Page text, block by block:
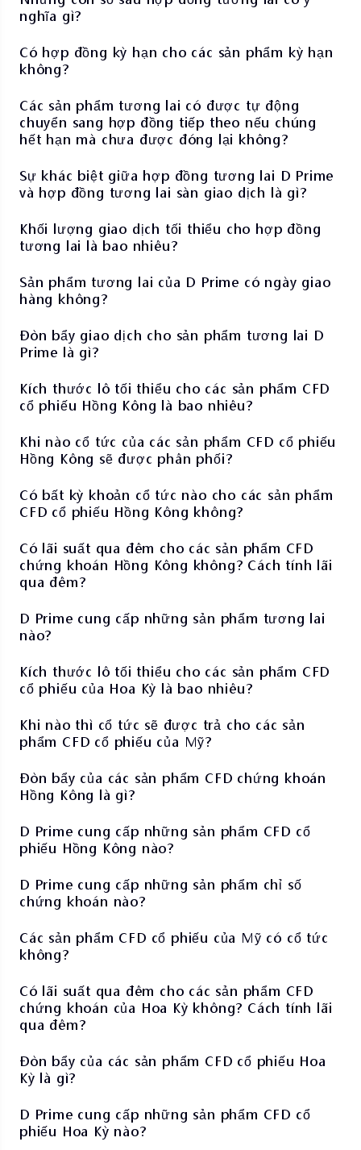
nghĩa gì?
Có hợp đồng kỳ hạn cho các sản phẩm kỳ hạn
không?
Các sản phẩm tương lai có được tự động
chuyển sang hợp đồng tiếp theo nếu chúng
hết hạn mà chưa được đóng lại không?
Sự khác biệt giữa hợp đồng tương lai D Prime
và hợp đồng tương lai sàn giao dịch là gì?
Khối lượng giao dịch tối thiểu cho hợp đồng
tương lai là bao nhiêu?
Sản phẩm tương lai của D Prime có ngày giao
hàng không?
Đòn bẩy giao dịch cho sản phẩm tương lai D
Prime là gì?
Kích thước lô tối thiểu cho các sản phẩm CFD
cổ phiếu Hồng Kông là bao nhiêu?
Khi nào cổ tức của các sản phẩm CFD cổ phiếu
Hồng Kông sẽ được phân phối?
Có bất kỳ khoản cổ tức nào cho các sản phẩm
CFD cổ phiếu Hồng Kông không?
Có lãi suất qua đêm cho các sản phẩm CFD
chứng khoán Hồng Kông không? Cách tính lãi
qua đêm?
D Prime cung cấp những sản phẩm tương lai
nào?
Kích thước lô tối thiểu cho các sản phẩm CFD
cổ phiếu của Hoa Kỳ là bao nhiêu?
Khi nào thì cổ tức sẽ được trả cho các sản
phẩm CFD cổ phiếu của Mỹ?
Đòn bẩy của các sản phẩm CFD chứng khoán
Hồng Kông là gì?
D Prime cung cấp những sản phẩm CFD cổ
phiếu Hồng Kông nào?
D Prime cung cấp những sản phẩm chỉ số
chứng khoán nào?
Các sản phẩm CFD cổ phiếu của Mỹ có cổ tức
không?
Có lãi suất qua đêm cho các sản phẩm CFD
chứng khoán của Hoa Kỳ không? Cách tính lãi
qua đêm?
Đòn bẩy của các sản phẩm CFD cổ phiếu Hoa
Kỳ là gì?
D Prime cung cấp những sản phẩm CFD cổ
phiếu Hoa Kỳ nào?